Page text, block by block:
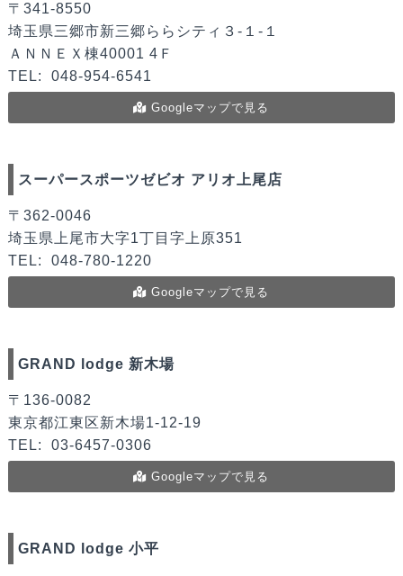
〒341-8550
埼玉県三郷市新三郷ららシティ３-１-１
ＡＮＮＥＸ棟40001 4Ｆ
TEL:
048-954-6541
Googleマップで見る
スーパースポーツゼビオ アリオ上尾店
〒362-0046
埼玉県上尾市大字1丁目字上原351
TEL:
048-780-1220
Googleマップで見る
GRAND lodge 新木場
〒136-0082
東京都江東区新木場1-12-19
TEL:
03-6457-0306
Googleマップで見る
GRAND lodge 小平